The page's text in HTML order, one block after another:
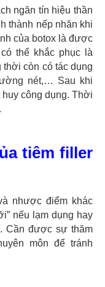
ngăn tín hiệu thần
thành nếp nhăn khi
của botox là được
thể khắc phục là
còn có tác dụng
nét,… Sau khi
công dụng. Thời
tiêm filler
nhược điểm khác
nếu lạm dụng hay
Cần được sự thăm
môn để tránh